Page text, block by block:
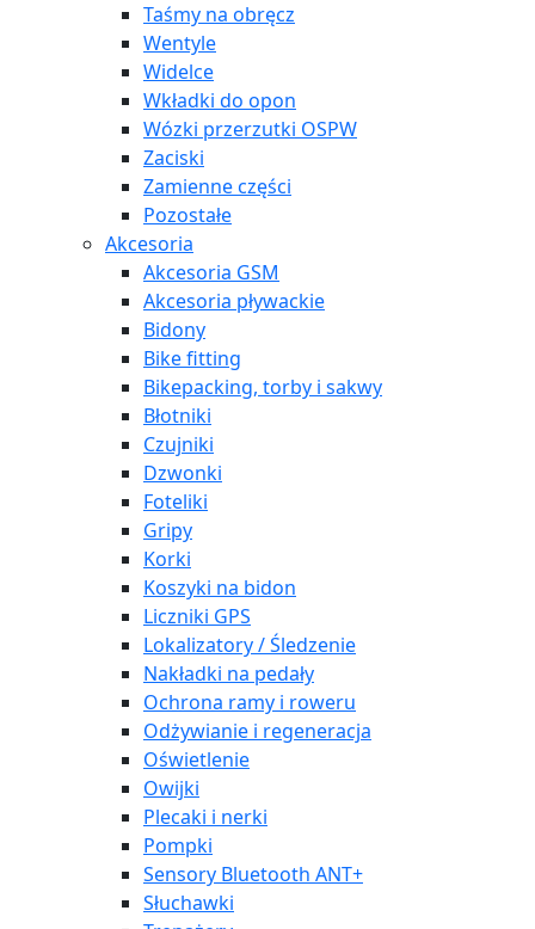
Taśmy na obręcz
Wentyle
Widelce
Wkładki do opon
Wózki przerzutki OSPW
Zaciski
Zamienne części
Pozostałe
Akcesoria
Akcesoria GSM
Akcesoria pływackie
Bidony
Bike fitting
Bikepacking, torby i sakwy
Błotniki
Czujniki
Dzwonki
Foteliki
Gripy
Korki
Koszyki na bidon
Liczniki GPS
Lokalizatory / Śledzenie
Nakładki na pedały
Ochrona ramy i roweru
Odżywianie i regeneracja
Oświetlenie
Owijki
Plecaki i nerki
Pompki
Sensory Bluetooth ANT+
Słuchawki